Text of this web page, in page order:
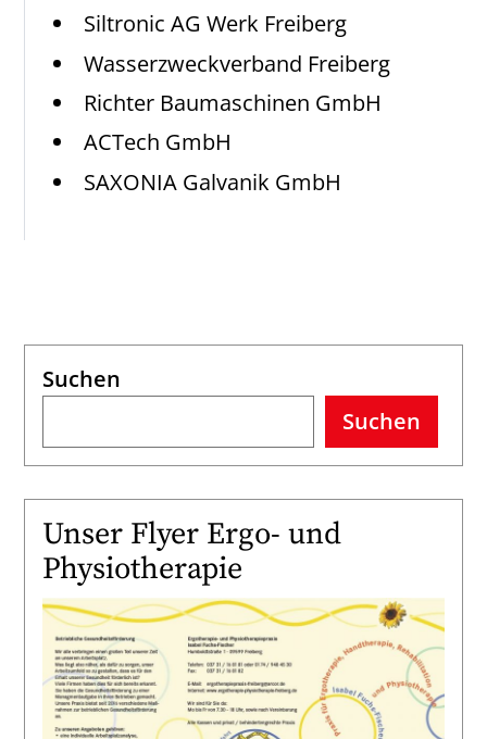
Siltronic AG Werk Freiberg
Wasserzweckverband Freiberg
Richter Baumaschinen GmbH
ACTech GmbH
SAXONIA Galvanik GmbH
Suchen
Suchen
Unser Flyer Ergo- und
Physiotherapie